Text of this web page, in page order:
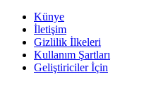
Künye
İletişim
Gizlilik İlkeleri
Kullanım Şartları
Geliştiriciler İçin